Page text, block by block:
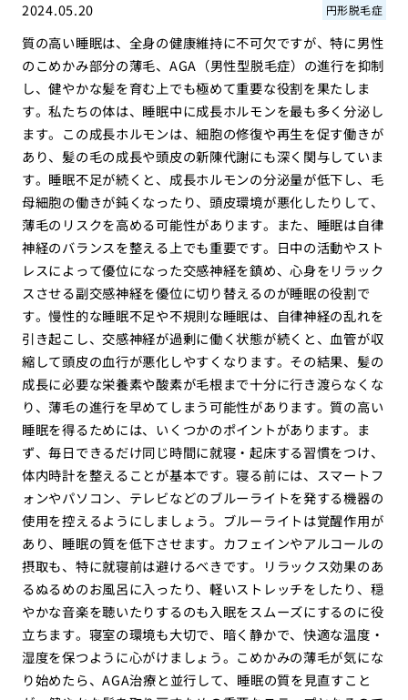
2024.05.20 円形脱毛症
質の高い睡眠は、全身の健康維持に不可欠ですが、特に男性
のこめかみ部分の薄毛、AGA（男性型脱毛症）の進行を抑制
し、健やかな髪を育む上でも極めて重要な役割を果たしま
す。私たちの体は、睡眠中に成長ホルモンを最も多く分泌し
ます。この成長ホルモンは、細胞の修復や再生を促す働きが
あり、髪の毛の成長や頭皮の新陳代謝にも深く関与していま
す。睡眠不足が続くと、成長ホルモンの分泌量が低下し、毛
母細胞の働きが鈍くなったり、頭皮環境が悪化したりして、
薄毛のリスクを高める可能性があります。また、睡眠は自律
神経のバランスを整える上でも重要です。日中の活動やスト
レスによって優位になった交感神経を鎮め、心身をリラック
スさせる副交感神経を優位に切り替えるのが睡眠の役割で
す。慢性的な睡眠不足や不規則な睡眠は、自律神経の乱れを
引き起こし、交感神経が過剰に働く状態が続くと、血管が収
縮して頭皮の血行が悪化しやすくなります。その結果、髪の
成長に必要な栄養素や酸素が毛根まで十分に行き渡らなくな
り、薄毛の進行を早めてしまう可能性があります。質の高い
睡眠を得るためには、いくつかのポイントがあります。ま
ず、毎日できるだけ同じ時間に就寝・起床する習慣をつけ、
体内時計を整えることが基本です。寝る前には、スマートフ
ォンやパソコン、テレビなどのブルーライトを発する機器の
使用を控えるようにしましょう。ブルーライトは覚醒作用が
あり、睡眠の質を低下させます。カフェインやアルコールの
摂取も、特に就寝前は避けるべきです。リラックス効果のあ
るぬるめのお風呂に入ったり、軽いストレッチをしたり、穏
やかな音楽を聴いたりするのも入眠をスムーズにするのに役
立ちます。寝室の環境も大切で、暗く静かで、快適な温度・
湿度を保つように心がけましょう。こめかみの薄毛が気にな
り始めたら、AGA治療と並行して、睡眠の質を見直すこと